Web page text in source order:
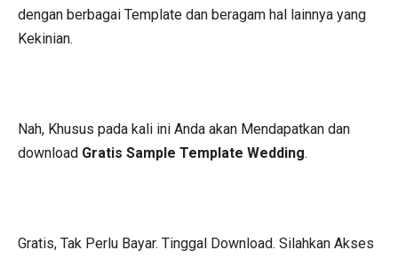
dengan berbagai Template dan beragam hal lainnya yang
Kekinian.
Nah, Khusus pada kali ini Anda akan Mendapatkan dan
download Gratis Sample Template Wedding.
Gratis, Tak Perlu Bayar. Tinggal Download. Silahkan Akses